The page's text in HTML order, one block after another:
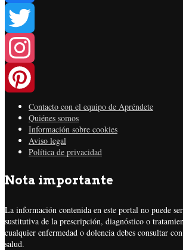
Facebook
Twitter
Instagram
PinterestContacto con el equipo de Apréndete
Quiénes somos
Información sobre cookies
Aviso legal
Política de privacidad
Nota importante
La información contenida en este portal no puede
sustitutiva de la prescripción, diagnóstico o
cualquier enfermedad o dolencia debes consultar
salud.